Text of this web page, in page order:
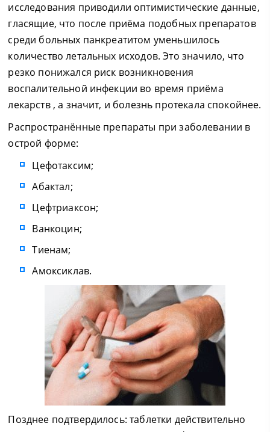
исследования приводили оптимистические данные,
гласящие, что после приёма подобных препаратов
среди больных панкреатитом уменьшилось
количество летальных исходов. Это значило, что
резко понижался риск возникновения
воспалительной инфекции во время приёма
лекарств , а значит, и болезнь протекала спокойнее.
Распространённые препараты при заболевании в
острой форме:
Цефотаксим;
Абактал;
Цефтриаксон;
Ванкоцин;
Тиенам;
Амоксиклав.
Позднее подтвердилось: таблетки действительно